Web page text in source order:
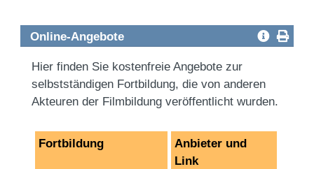
Online-Angebote
Hier finden Sie kostenfreie Angebote zur
selbstständigen Fortbildung, die von anderen
Akteuren der Filmbildung veröffentlicht wurden.
Fortbildung
Anbieter und
Link